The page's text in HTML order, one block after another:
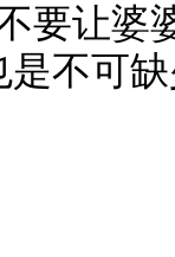
让婆婆
不可缺